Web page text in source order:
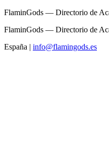
FlaminGods — Directorio de
FlaminGods — Directorio de
España | info@flamingods.es